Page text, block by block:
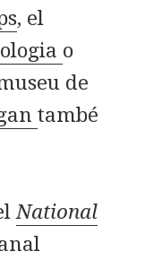
, el
o
de
també
National